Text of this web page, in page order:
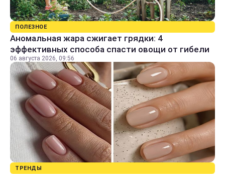
ПОЛЕЗНОЕ
Аномальная жара сжигает грядки: 4
эффективных способа спасти овощи от гибели
06 августа 2026, 09:56
ТРЕНДЫ